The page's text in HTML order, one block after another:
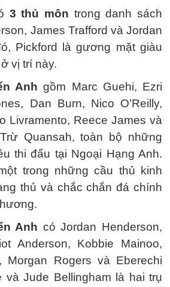
3 thủ môn trong danh sách
James Trafford và Jordan
Pickford là gương mặt giàu
vị trí này.
Anh gồm Marc Guehi, Ezri
Dan Burn, Nico O’Reilly,
Livramento, Reece James và
Quansah, toàn bộ những
thi đấu tại Ngoại Hạng Anh.
trong những cầu thủ kinh
thủ và chắc chắn đá chính
Anh có Jordan Henderson,
Anderson, Kobbie Mainoo,
Morgan Rogers và Eberechi
và Jude Bellingham là hai trụ